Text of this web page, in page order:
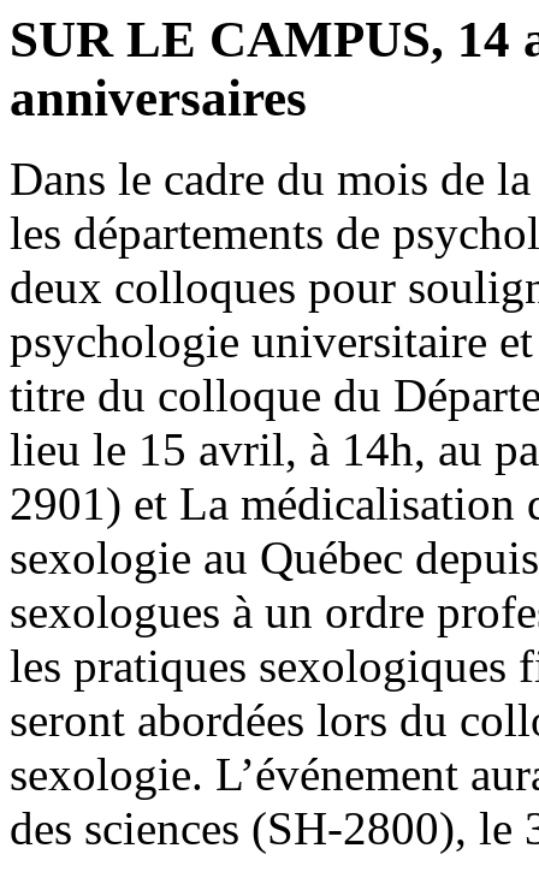
SUR LE CAMPUS, 14
anniversaires
Dans le cadre du mois de
les départements de
deux colloques pour
psychologie universitaire
titre du colloque du
lieu le 15 avril, à 14h, au
2901) et La médicalisation
sexologie au Québec
sexologues à un ordre
les pratiques sexologiques
seront abordées lors du
sexologie. L’événement
des sciences (SH-2800),